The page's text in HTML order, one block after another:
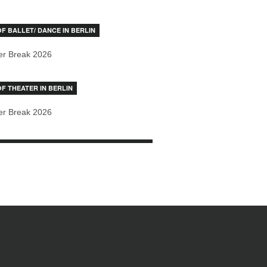
BALLET/ DANCE IN BERLIN
Break 2026
THEATER IN BERLIN
Break 2026